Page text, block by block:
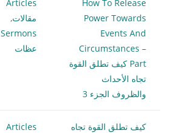
How To Release
Power Towards
Events And
Circumstances –
Part كيف تطلق القوة
تجاه الأحداث
والظروف الجزء 3
Articles
مقالات,
Sermons
عظات
كيف تطلق القوة تجاه
Articles